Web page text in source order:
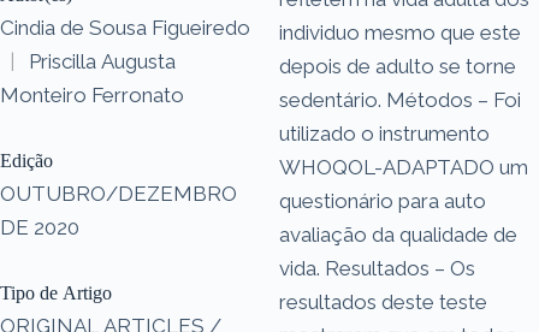
Cindia de Sousa Figueiredo
|
Priscilla Augusta
Monteiro Ferronato
Edição
OUTUBRO/DEZEMBRO
DE 2020
Tipo de Artigo
ORIGINAL ARTICLES /
individuo mesmo que este
depois de adulto se torne
sedentário. Métodos – Foi
utilizado o instrumento
WHOQOL-ADAPTADO um
questionário para auto
avaliação da qualidade de
vida. Resultados – Os
resultados deste teste